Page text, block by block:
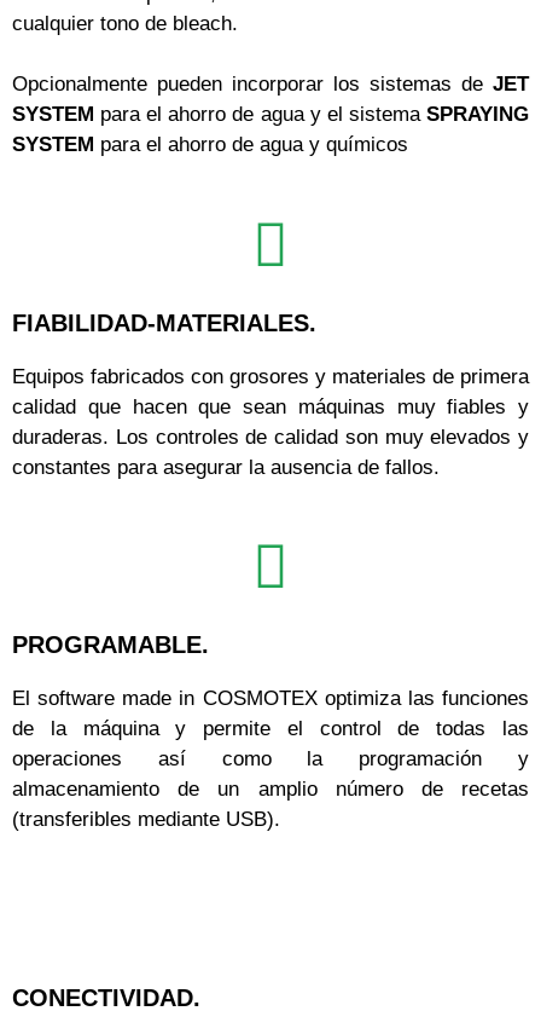
cualquier tono de bleach.
Opcionalmente pueden incorporar los sistemas de JET
SYSTEM para el ahorro de agua y el sistema SPRAYING
SYSTEM para el ahorro de agua y químicos
FIABILIDAD-MATERIALES.
Equipos fabricados con grosores y materiales de primera
calidad que hacen que sean máquinas muy fiables y
duraderas. Los controles de calidad son muy elevados y
constantes para asegurar la ausencia de fallos.
PROGRAMABLE.
El software made in COSMOTEX optimiza las funciones
de la máquina y permite el control de todas las
operaciones así como la programación y
almacenamiento de un amplio número de recetas
(transferibles mediante USB).
CONECTIVIDAD.